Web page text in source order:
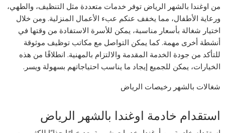
من اوغندا بالشهر الرياض توفر خدمات متعددة مثل التنظيف، والطهي،
ورعاية الأطفال، مما يخفف عنكم عبء الأعمال المنزلية. ومن خلال
اختيار شغالة بأسعار مناسبة، يمكن للأسرة الاستفادة من وقتها في
أنشطة أخرى مهمة. كما يمكن التواصل مع مكاتب توظيف موثوقة
للتأكد من جودة الخدمة المقدمة والالتزام بالمهنية. انطلاقًا من هذه
الخيارات، يمكن للجميع إيجاد ما يناسب احتياجاتهم بسهولة ويسر.
شغالات بالشهر رخيصات الرياض
استقدام خادمة اوغندا بالشهر الرياض